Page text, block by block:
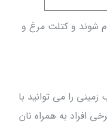
شوند و کتلت مرغ و
را می توانید با
افراد به همراه نان